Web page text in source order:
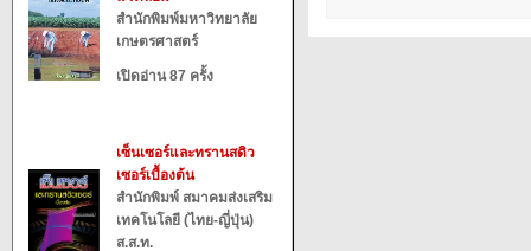
สำนักพิมพ์มหาวิทยาลัย
เกษตรศาสตร์
เปิดอ่าน 87 ครั้ง
เซ็นเซอร์และทรานสดิว
เซอร์เบื้องต้น
สำนักพิมพ์ สมาคมส่งเสริม
เทคโนโลยี (ไทย-ญี่ปุ่น)
ส.ส.ท.